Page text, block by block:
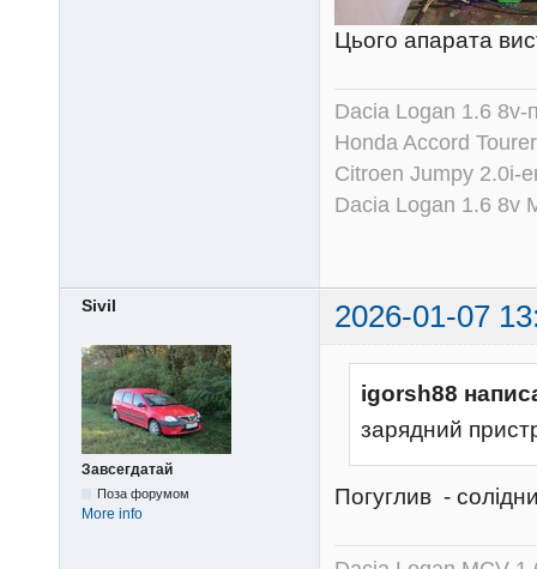
Цього апарата
Dacia Logan 1.6
Honda Accord
Citroen Jumpy 2.0i-
Dacia Logan 1.6 8v
Sivil 2026-01-07
Завсегдатай
Поза форумом
More info
igorsh88
зарядний
Погуглив -